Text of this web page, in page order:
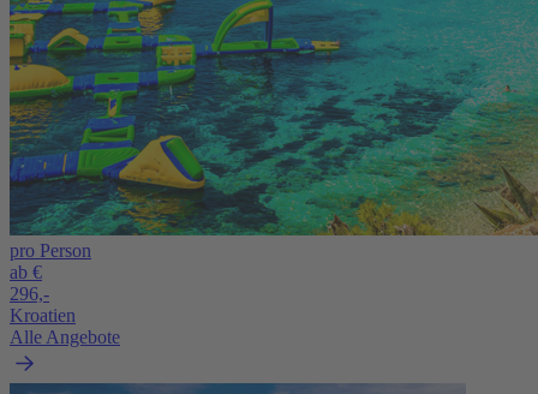
pro Person
ab €
296,-
Kroatien
Alle Angebote